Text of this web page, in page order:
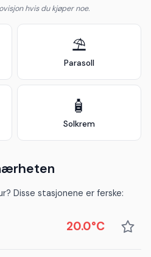
hvis du kjøper noe.
⛱️
Parasoll
🧴
Solkrem
Disse stasjonene er ferske:
20.0°C